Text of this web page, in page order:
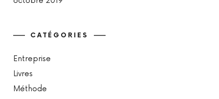
CATÉGORIES
Entreprise
Livres
Méthode